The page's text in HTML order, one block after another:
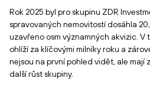
Rok 2025 byl pro skupinu ZDR
spravovaných nemovitostí dosáhla
uzavřeno osm významných akvizic.
ohlíží za klíčovými milníky roku a
nejsou na první pohled vidět, ale mají
další růst skupiny.